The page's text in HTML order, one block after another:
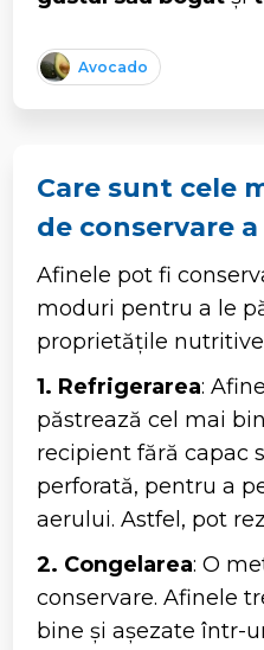
Avocado
Care sunt cele
de conservare
Afinele pot fi
moduri pentru a le
proprietățile
1. Refrigerarea:
păstrează cel mai
recipient fără capac
perforată, pentru a
aerului. Astfel, pot
2. Congelarea: O
conservare. Afinele
bine și așezate într-